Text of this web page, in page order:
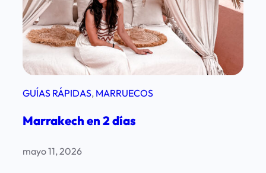
n
c
n
n
s
GUÍAS RÁPIDAS, MARRUECOS
Marrakech en 2 días
mayo 11, 2026